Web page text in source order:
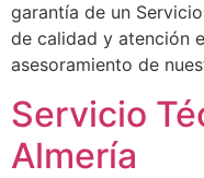
garantía de un
de calidad y atención
asesoramiento de
Servicio
Almería